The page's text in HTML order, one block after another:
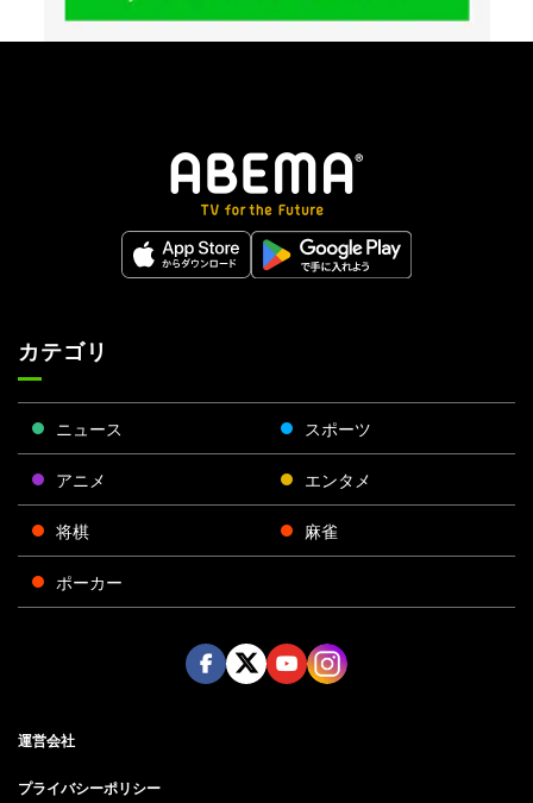
カテゴリ
ニュース スポーツ
アニメ エンタメ
将棋 麻雀
ポーカー
運営会社
プライバシーポリシー